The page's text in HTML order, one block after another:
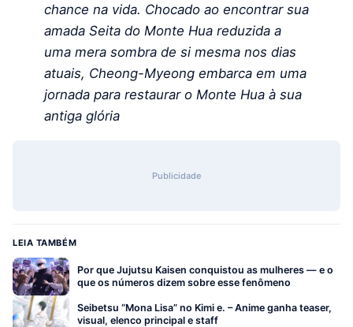
chance na vida. Chocado ao encontrar sua
amada Seita do Monte Hua reduzida a
uma mera sombra de si mesma nos dias
atuais, Cheong-Myeong embarca em uma
jornada para restaurar o Monte Hua à sua
antiga glória
Publicidade
LEIA TAMBÉM
Por que Jujutsu Kaisen conquistou as mulheres — e o
que os números dizem sobre esse fenômeno
Seibetsu “Mona Lisa” no Kimi e. – Anime ganha teaser,
visual, elenco principal e staff